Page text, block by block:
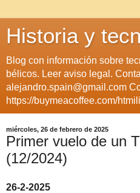
Historia y
Blog con información sobre
bélicos. Leer aviso legal.
alejandro.spain@gmail.com
https://buymeacoffee.com/
miércoles, 26 de febrero de 2025
Primer vuelo de un
(12/2024)
26-2-2025